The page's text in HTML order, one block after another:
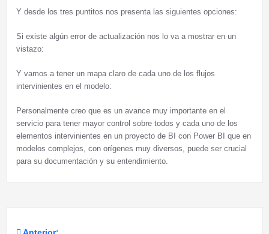
Y desde los tres puntitos nos presenta las siguientes opciones:
Si existe algún error de actualización nos lo va a mostrar en un
vistazo:
Y vamos a tener un mapa claro de cada uno de los flujos
intervinientes en el modelo:
Personalmente creo que es un avance muy importante en el
servicio para tener mayor control sobre todos y cada uno de los
elementos intervinientes en un proyecto de BI con Power BI que en
modelos complejos, con orígenes muy diversos, puede ser crucial
para su documentación y su entendimiento.